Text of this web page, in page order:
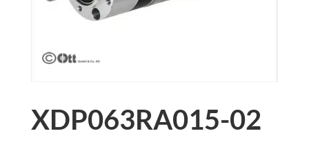
XDP063RA015-02